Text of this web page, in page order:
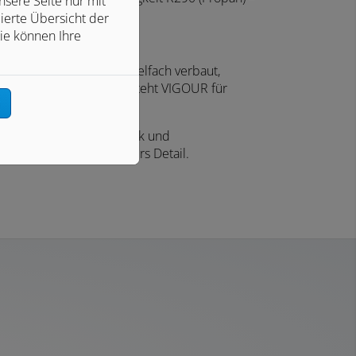
ausgezeichnet, vielfach verbaut,
ausgezeichnet, steht VIGOUR für
Design, smarte Technik und
auf Leidenschaft fürs Detail.
Übersicht der
können Ihre